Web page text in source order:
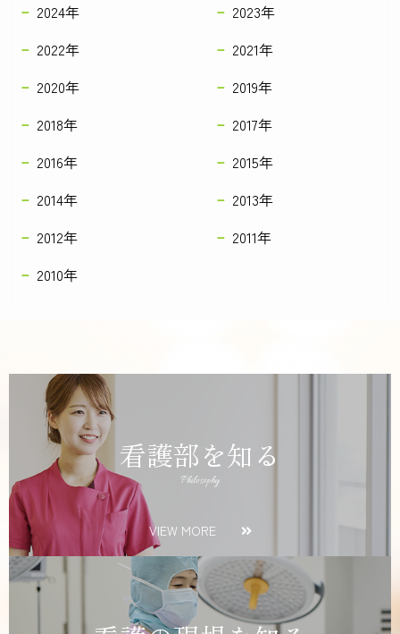
2024年
2023年
2022年
2021年
2020年
2019年
2018年
2017年
2016年
2015年
2014年
2013年
2012年
2011年
2010年
看護部を知る
Philosophy
VIEW MORE